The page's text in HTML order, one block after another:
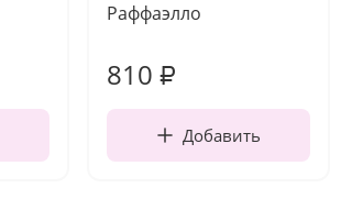
Раффаэлло
810 ₽
Добавить